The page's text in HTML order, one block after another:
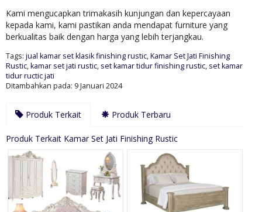
Kami mengucapkan trimakasih kunjungan dan kepercayaan
kepada kami, kami pastikan anda mendapat furniture yang
berkualitas baik dengan harga yang lebih terjangkau.
Tags: jual kamar set klasik finishing rustic,Kamar Set Jati Finishing
Rustic,kamar set jati rustic, set kamar tidur finishing rustic, set kamar
tidur ructic jati
Ditambahkan pada: 9 Januari 2024
Produk Terkait Produk Terbaru
Produk Terkait Kamar Set Jati Finishing Rustic